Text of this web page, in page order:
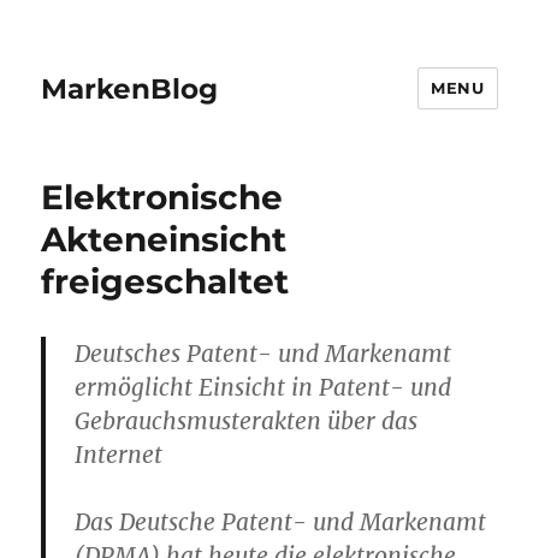
MarkenBlog MENU
Elektronische
Akteneinsicht
freigeschaltet
Deutsches Patent- und Markenamt
ermöglicht Einsicht in Patent- und
Gebrauchsmusterakten über das
Internet
Das Deutsche Patent- und Markenamt